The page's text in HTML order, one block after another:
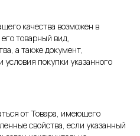
качества возможен в
товарный вид,
а также документ,
покупки указанного
от Товара, имеющего
свойства, если указанный